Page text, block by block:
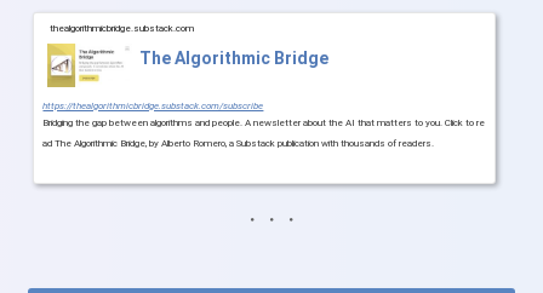
thealgorithmicbridge.substack.com
The Algorithmic Bridge
https://thealgorithmicbridge.substack.com/subscribe
Bridging the gap between algorithms and people. A newsletter about the AI that matters to you. Click to re
ad The Algorithmic Bridge, by Alberto Romero, a Substack publication with thousands of readers.
・・・